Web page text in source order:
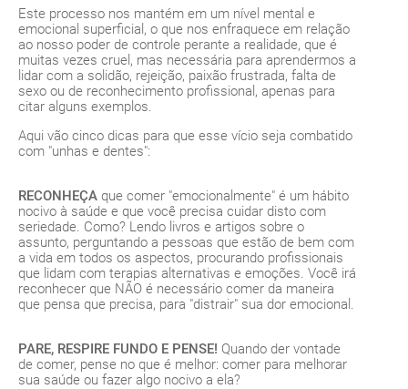
Este processo nos mantém em um nível mental e
emocional superficial, o que nos enfraquece em relação
ao nosso poder de controle perante a realidade, que é
muitas vezes cruel, mas necessária para aprendermos a
lidar com a solidão, rejeição, paixão frustrada, falta de
sexo ou de reconhecimento profissional, apenas para
citar alguns exemplos.
Aqui vão cinco dicas para que esse vício seja combatido
com "unhas e dentes":
RECONHEÇA que comer "emocionalmente" é um hábito
nocivo à saúde e que você precisa cuidar disto com
seriedade. Como? Lendo livros e artigos sobre o
assunto, perguntando a pessoas que estão de bem com
a vida em todos os aspectos, procurando profissionais
que lidam com terapias alternativas e emoções. Você irá
reconhecer que NÃO é necessário comer da maneira
que pensa que precisa, para "distrair" sua dor emocional.
PARE, RESPIRE FUNDO E PENSE! Quando der vontade
de comer, pense no que é melhor: comer para melhorar
sua saúde ou fazer algo nocivo a ela?